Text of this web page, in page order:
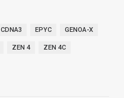
CDNA3 EPYC GENOA-X
ZEN 4 ZEN 4C